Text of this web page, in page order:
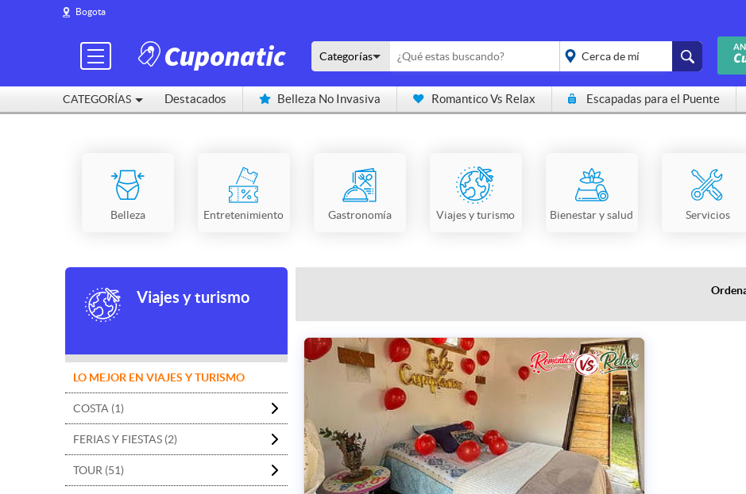
Bogota
CATEGORÍAS
Categorías
placeholder="Todo el
Destacados Belleza No Invasiva Romantico Vs Relax Escapadas para el Puente
Belleza Entretenimiento Gastronomía Viajes y turismo Bienestar y salud Servicios
Viajes y turismo
LO MEJOR EN VIAJES Y TURISMO
COSTA (1)
FERIAS Y FIESTAS (2)
TOUR (51)